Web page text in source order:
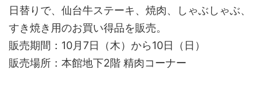
日替りで、仙台牛ステーキ、焼肉、しゃぶしゃぶ、
すき焼き用のお買い得品を販売。
販売期間：10月7日（木）から10日（日）
販売場所：本館地下2階 精肉コーナー